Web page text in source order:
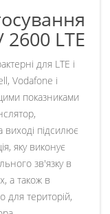
2600 LTE
для LTE і
Vodafone і
показниками
виході підсилює
яку виконує
зв'язку в
а також в
для територій,